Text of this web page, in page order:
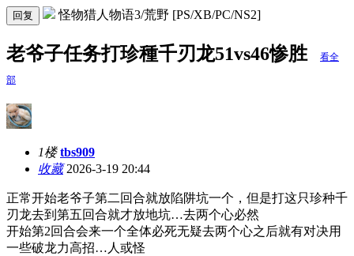
回复 怪物猎人物语3/荒野 [PS/XB/PC/NS2]
老爷子任务打珍種千刃龙51vs46惨胜 看全
部
1楼 tbs909
收藏2026-3-19 20:44
正常开始老爷子第二回合就放陷阱坑一个，但是打这只珍种千
刃龙去到第五回合就才放地坑…去两个心必然
开始第2回合会来一个全体必死无疑去两个心之后就有对决用
一些破龙力高招…人或怪